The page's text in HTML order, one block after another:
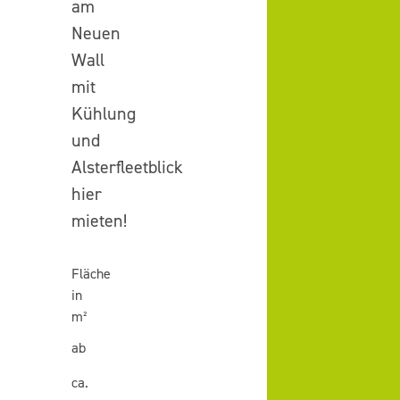
am
Neuen
Wall
mit
Kühlung
und
Alsterfleetblick
hier
mieten!
Fläche
in
m²
ab
ca.